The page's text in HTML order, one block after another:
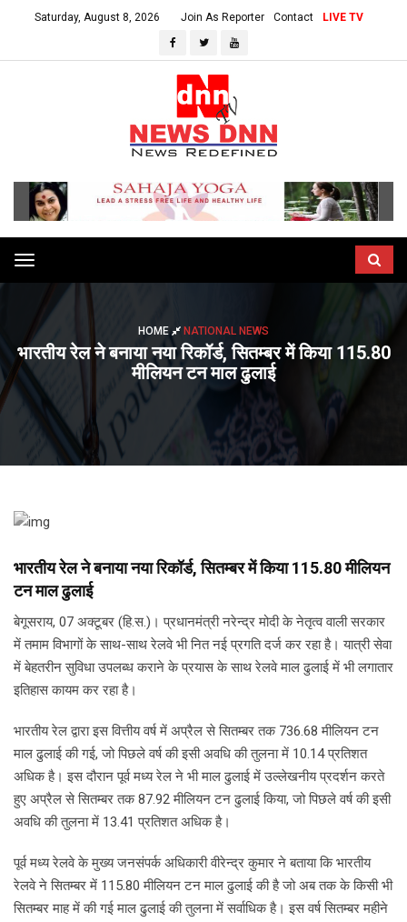
Saturday, August 8, 2026 Join As Reporter Contact LIVE TV
Toggle
navigation
HOME NATIONAL NEWS
भारतीय रेल ने बनाया नया रिकॉर्ड, सितम्बर में किया 115.80
मीलियन टन माल ढुलाई
भारतीय रेल ने बनाया नया रिकॉर्ड, सितम्बर में किया 115.80 मीलियन
टन माल ढुलाई
बेगूसराय, 07 अक्टूबर (हि.स.)। प्रधानमंत्री नरेन्द्र मोदी के नेतृत्व वाली सरकार
में तमाम विभागों के साथ-साथ रेलवे भी नित नई प्रगति दर्ज कर रहा है। यात्री सेवा
में बेहतरीन सुविधा उपलब्ध कराने के प्रयास के साथ रेलवे माल ढुलाई में भी लगातार
इतिहास कायम कर रहा है।
भारतीय रेल द्वारा इस वित्तीय वर्ष में अप्रैल से सितम्बर तक 736.68 मीलियन टन
माल ढुलाई की गई, जो पिछले वर्ष की इसी अवधि की तुलना में 10.14 प्रतिशत
अधिक है। इस दौरान पूर्व मध्य रेल ने भी माल ढुलाई में उल्लेखनीय प्रदर्शन करते
हुए अप्रैल से सितम्बर तक 87.92 मीलियन टन ढुलाई किया, जो पिछले वर्ष की इसी
अवधि की तुलना में 13.41 प्रतिशत अधिक है।
पूर्व मध्य रेलवे के मुख्य जनसंपर्क अधिकारी वीरेन्द्र कुमार ने बताया कि भारतीय
रेलवे ने सितम्बर में 115.80 मीलियन टन माल ढुलाई की है जो अब तक के किसी भी
सितम्बर माह में की गई माल ढुलाई की तुलना में सर्वाधिक है। इस वर्ष सितम्बर महीने